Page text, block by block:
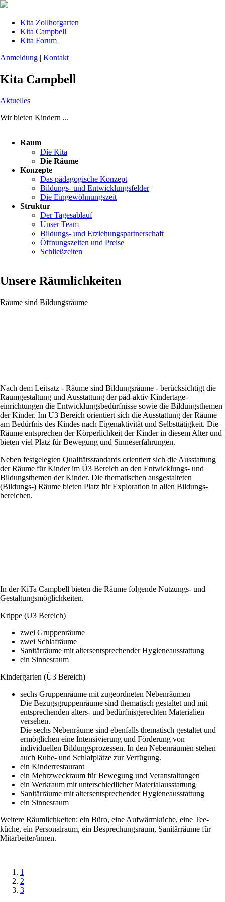
Kita Zollhofgarten
Kita Campbell
Kita Forum
Anmeldung | Kontakt
Kita Campbell
Aktuelles
Wir bieten Kindern ...
überspringen
Raum
Die Kita
Die Räume
Konzepte
Das pädagogische Konzept
Bildungs- und Entwicklungsfelder
Die Eingewöhnungszeit
Struktur
Der Tagesablauf
Unser Team
Bildungs- und Erziehungspartnerschaft
Öffnungszeiten und Preise
Schließzeiten
Unsere Räumlichkeiten
Räume sind Bildungsräume
Nach dem Leitsatz - Räume sind Bildungsräume - berücksichtigt die
Raum­ge­staltung und Ausstattung der päd-aktiv Kindertage­
einrichtungen die Entwicklungs­bedürfnisse sowie die Bildungs­themen
der Kinder. Im U3 Bereich orientiert sich die Aus­stattung der Räume
am Bedürfnis des Kindes nach Eigenaktivität und Selbsttätigkeit. Die
Räume entsprechen der Körperlichkeit der Kinder in diesem Alter und
bieten viel Platz für Bewegung und Sinnes­erfahrungen.
Neben festgelegten Qualitäts­standards orientiert sich die Aus­stattung
der Räume für Kinder im Ü3 Bereich an den Entwicklungs- und
Bildungs­themen der Kinder. Die thematischen ausgestalteten
(Bildungs-) Räume bieten Platz für Exploration in allen Bildungs­
bereichen.
In der KiTa Campbell bieten die Räume folgende Nutzungs- und
Gestaltungsmöglichkeiten.
Krippe (U3 Bereich)
zwei Gruppenräume
zwei Schlafräume
Sanitärräume mit altersentsprechender Hygieneausstattung
ein Sinnesraum
Kindergarten (Ü3 Bereich)
sechs Gruppenräume mit zugeordneten Nebenräumen
Die Bezugsgruppenräume sind thematisch gestaltet und mit
entsprechenden alters- und bedürfnisgerechten Materialien
versehen.
Die sechs Nebenräume sind ebenfalls thematisch gestaltet und
ermöglichen eine Intensivierung und Förderung von
individuellen Bildungsprozessen. In den Nebenräumen stehen
auch Ruhe- und Schlafplätze zur Verfügung.
ein Kinderrestaurant
ein Mehrzweckraum für Bewegung und Veranstaltungen
ein Werkraum mit unterschiedlicher Materialausstattung
Sanitärräume mit altersentsprechender Hygieneausstattung
ein Sinnesraum
Weitere Räumlichkeiten: ein Büro, eine Aufwärm­küche, eine Tee­
küche, ein Personal­raum, ein Besprechungs­raum, Sanitär­räume für
Mitarbeiter/innen.
1
2
3